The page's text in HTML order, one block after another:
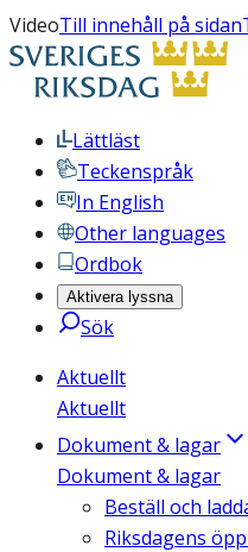
VideoTill innehåll på sidan
Lättläst
Teckenspråk
In English
Other languages
Ordbok
Aktivera lyssna
Sök
Aktuellt
Aktuellt
Dokument & lagar
Dokument & lagar
Beställ och
Riksdagens